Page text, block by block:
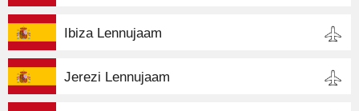
Ibiza Lennujaam
Jerezi Lennujaam